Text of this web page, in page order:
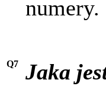
numery.
Q7 Jaka